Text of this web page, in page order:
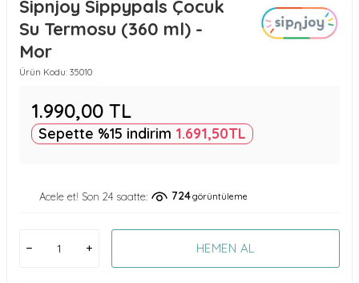
Sipnjoy Sippypals Çocuk
Su Termosu (360 ml) -
Mor
Ürün Kodu: 35010
1.990,00 TL
Sepette %15 indirim 1.691,50TL
Acele et! Son 24 saatte: 724görüntüleme
HEMEN AL